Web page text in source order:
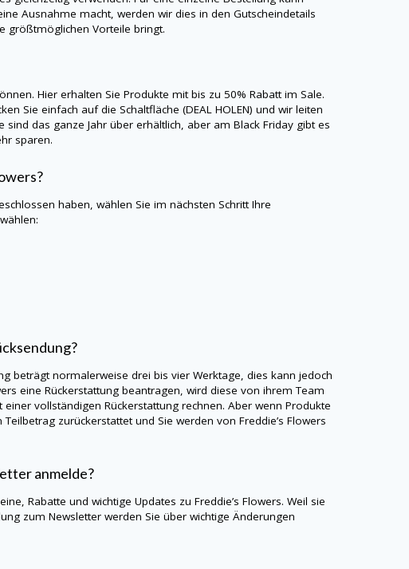
Ausnahme macht, werden wir dies in den Gutscheindetails
größtmöglichen Vorteile bringt.
Hier erhalten Sie Produkte mit bis zu 50% Rabatt im Sale.
Sie einfach auf die Schaltfläche (DEAL HOLEN) und wir leiten
sind das ganze Jahr über erhältlich, aber am Black Friday gibt es
sparen.
haben, wählen Sie im nächsten Schritt Ihre
beträgt normalerweise drei bis vier Werktage, dies kann jedoch
eine Rückerstattung beantragen, wird diese von ihrem Team
vollständigen Rückerstattung rechnen. Aber wenn Produkte
zurückerstattet und Sie werden von Freddie’s Flowers
anmelde?
Rabatte und wichtige Updates zu Freddie’s Flowers. Weil sie
zum Newsletter werden Sie über wichtige Änderungen